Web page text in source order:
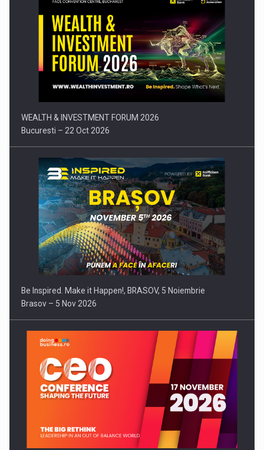
Comunicat de presa: Joburile part-time reincep sa intre pe…
WEALTH & INVESTMENT FORUM 2026
Bucuresti – 22 Oct 2026
Be Inspired. Make it Happen!, BRASOV, 5 Noiembrie
Brasov – 5 Nov 2026